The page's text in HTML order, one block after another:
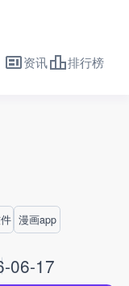
资讯 排行榜
漫画app
06-17